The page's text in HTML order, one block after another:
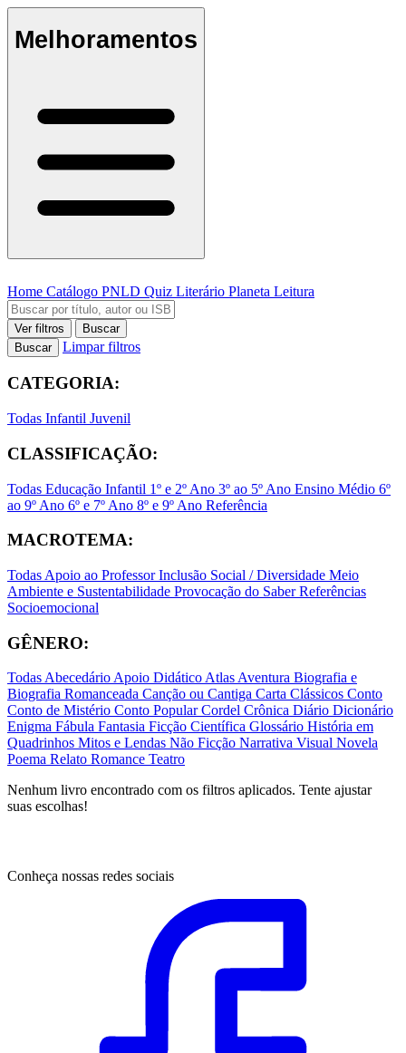
Melhoramentos
Home Catálogo PNLD Quiz Literário Planeta Leitura
Ver filtros
Buscar
Buscar
Limpar filtros
CATEGORIA:
Todas Infantil Juvenil
CLASSIFICAÇÃO:
Todas Educação Infantil 1º e 2º Ano 3º ao 5º Ano Ensino Médio 6º
ao 9º Ano 6º e 7º Ano 8º e 9º Ano Referência
MACROTEMA:
Todas Apoio ao ProfessorInclusão Social / Diversidade Meio
Ambiente e Sustentabilidade Provocação do SaberReferências
Socioemocional
GÊNERO:
TodasAbecedárioApoio DidáticoAtlasAventura Biografia e
Biografia Romanceada Canção ou Cantiga Carta Clássicos Conto
Conto de Mistério Conto PopularCordel Crônica Diário Dicionário
Enigma Fábula Fantasia Ficção Científica Glossário História em
Quadrinhos Mitos e Lendas Não Ficção Narrativa Visual Novela
Poema Relato Romance Teatro
Nenhum livro encontrado com os filtros aplicados. Tente ajustar
suas escolhas!
Conheça nossas redes sociais